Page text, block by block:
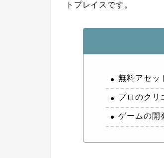
トプレイスです。
無料アセッ
プロのクリ
ゲームの開